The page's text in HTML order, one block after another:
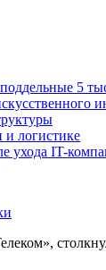
5
логистике
ухода IT-